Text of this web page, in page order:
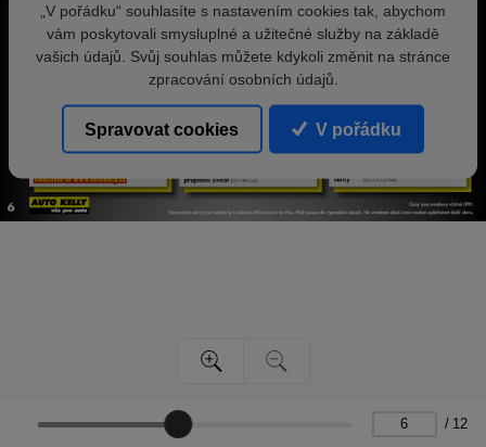
/ 12
„V pořádku“ souhlasíte s nastavením cookies tak, abychom
vám poskytovali smysluplné a užitečné služby na základě
vašich údajů. Svůj souhlas můžete kdykoli změnit na stránce
zpracování osobních údajů.
Spravovat cookies V pořádku